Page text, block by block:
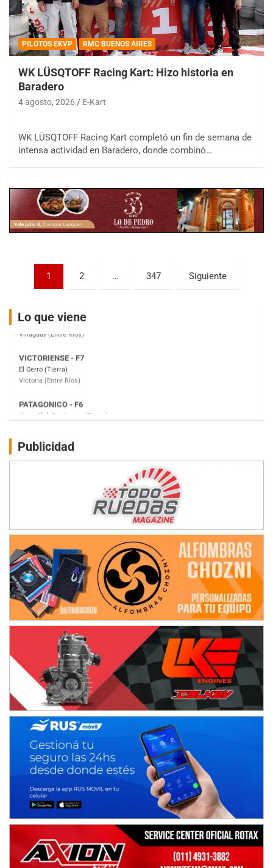
PILOTOS EKVP RMC BUENOS AIRES
WK LÜSQTOFF Racing Kart: Hizo historia en
Baradero
4 agosto, 2026 E-Kart
WK LÜSQTOFF Racing Kart completó un fin de semana de
intensa actividad en Baradero, donde combinó…
Paginación
entradas
1 2 … 347 Siguiente
Lo que viene
08/09-AGO
KDO - F6
Ciudad de Trenque Lauquen (Asfalto)
Trenque Lauquen (Buenos Aires)
Parque de la Velocidad (Asfalto)
Villaguay (Entre Ríos)
El Cerro (Tierra)
Victoria (Entre Ríos)
Moto Club Reginense (Tierra)
Gral. E. Godoy (Río Negro)
Juventud Unida (Tierra)
NORESTE SANTAFESINO - F6
Ciudad de Avellaneda (Asfalto)
Avellaneda (Santa Fe)
José Samuel Sánchez (Tierra)
TUCUMANO - F5
Juan Navarro (Asfalto)
El Timbó (Tucumán)
COBERTURA ESPECIAL DE E-KART.COM.AR
08/09-AGO
IAME SERIES ARGENTINA 6
Ramiro Tot (Asfalto)
Baradero (Buenos Aires)
Ciudad de Trenque Lauquen (Asfalto)
Trenque Lauquen (Buenos Aires)
ENTRERRIANO - F6 (POSTERGADA)
Parque de la Velocidad (Asfalto)
Villaguay (Entre Ríos)
VICTORIENSE - F7
El Cerro (Tierra)
Victoria (Entre Ríos)
PATAGONICO - F6
Moto Club Reginense (Tierra)
Gral. E. Godoy (Río Negro)
CSK - F7
Juventud Unida (Tierra)
Publicidad